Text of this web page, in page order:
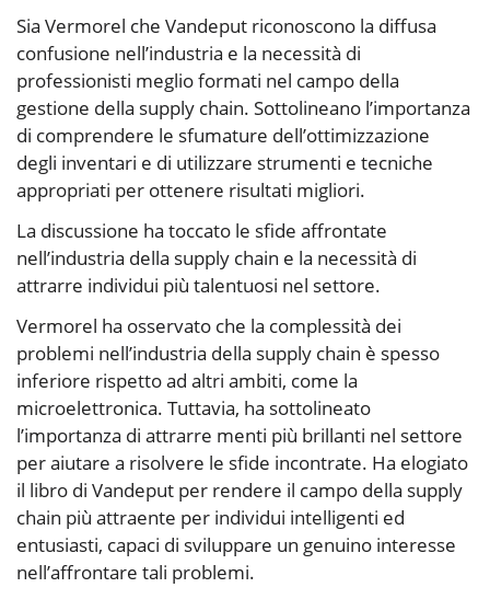
Sia Vermorel che Vandeput riconoscono la diffusa
confusione nell’industria e la necessità di
professionisti meglio formati nel campo della
gestione della supply chain. Sottolineano l’importanza
di comprendere le sfumature dell’ottimizzazione
degli inventari e di utilizzare strumenti e tecniche
appropriati per ottenere risultati migliori.
La discussione ha toccato le sfide affrontate
nell’industria della supply chain e la necessità di
attrarre individui più talentuosi nel settore.
Vermorel ha osservato che la complessità dei
problemi nell’industria della supply chain è spesso
inferiore rispetto ad altri ambiti, come la
microelettronica. Tuttavia, ha sottolineato
l’importanza di attrarre menti più brillanti nel settore
per aiutare a risolvere le sfide incontrate. Ha elogiato
il libro di Vandeput per rendere il campo della supply
chain più attraente per individui intelligenti ed
entusiasti, capaci di sviluppare un genuino interesse
nell’affrontare tali problemi.